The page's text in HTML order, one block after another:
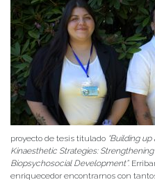
proyecto de tesis titulado “Building
Kinaesthetic Strategies:
Biopsychosocial Development”.
enriquecedor encontrarnos con